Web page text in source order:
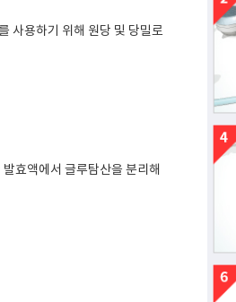
사용하기 위해 원당 및 당밀로
효액에서 글루탐산을 분리해